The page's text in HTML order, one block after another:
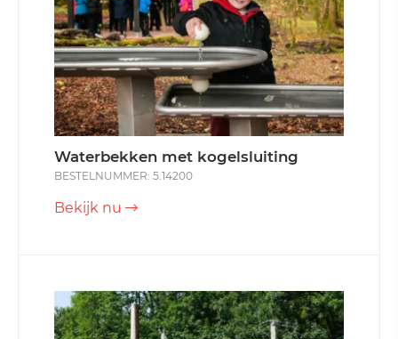
Waterbekken met kogelsluiting
BESTELNUMMER: 5.14200
Bekijk nu